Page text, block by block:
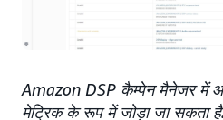
Amazon DSP कैम्पेन मैनेजर में
मेट्रिक के रूप में जोड़ा जा सकता है.